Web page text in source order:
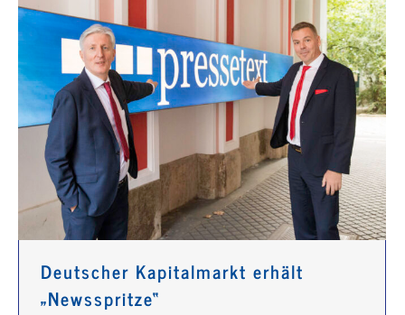
Deutscher Kapitalmarkt erhält
„Newsspritze“